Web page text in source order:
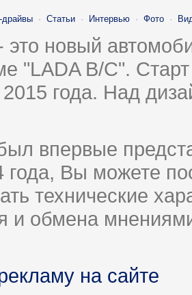
драйвы · Статьи · Интервью · Фото ·
это новый
"LADA B/C".
2015 года. Над
впервые
года, Вы можете
технические
и обмена
на сайте